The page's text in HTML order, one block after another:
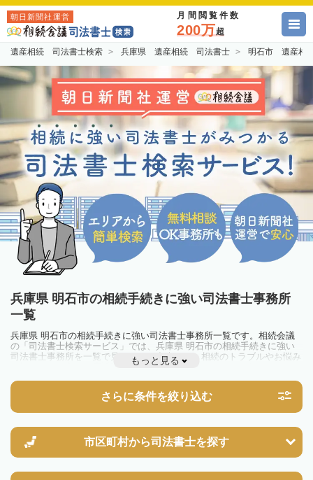
朝日新聞社運営 月間閲覧件数
200万超
遺産相続 司法書士検索 兵庫県 遺産相続 司法書士 明石市 遺産相
兵庫県 明石市の相続手続きに強い司法書士事務所
一覧
兵庫県 明石市の相続手続きに強い司法書士事務所一覧です。相続会議
の「司法書士検索サービス」では、兵庫県 明石市の相続手続きに強い
司法書士事務所を一覧で見ることが出来ます。相続のトラブルやお悩み
を抱えている方は一度近隣の司法書士に相談してみましょう。
もっと見る
さらに条件を絞り込む
市区町村から司法書士を探す